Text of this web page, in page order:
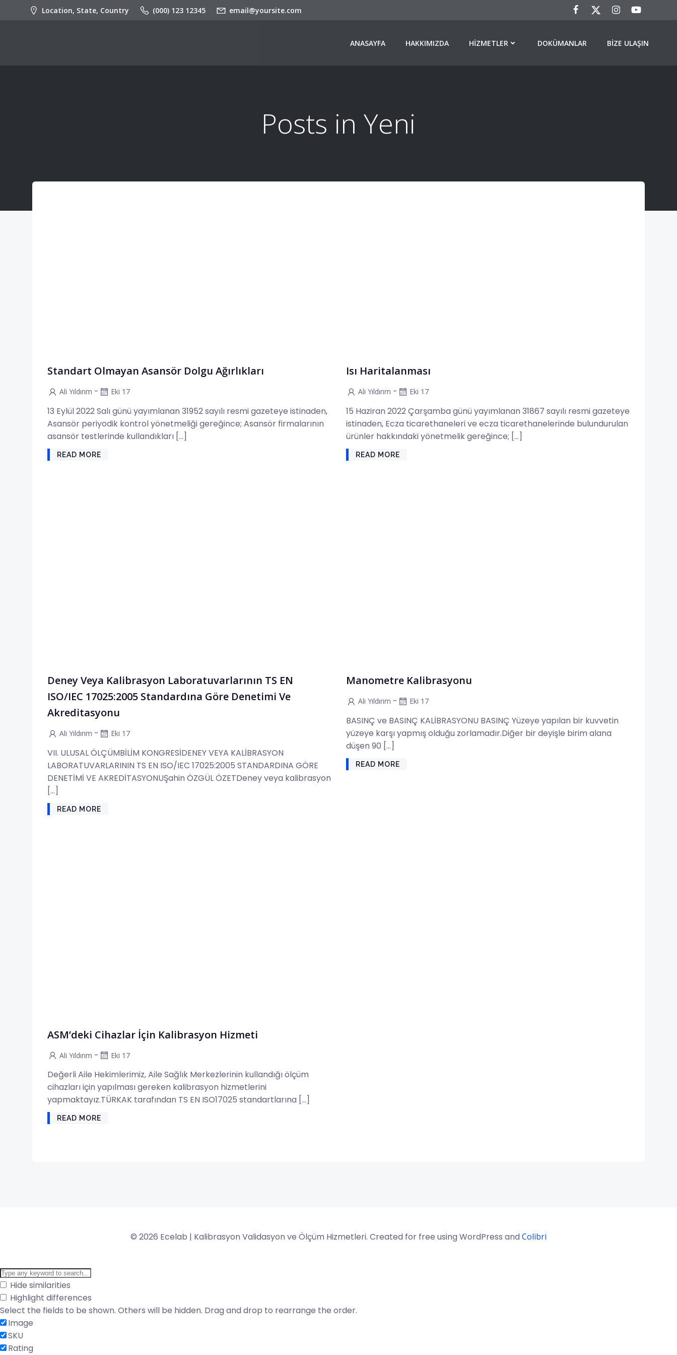
Location, State, Country (000) 123 12345 email@yoursite.com
ANASAYFA HAKKIMIZDA HIZMETLER DOKÜMANLAR BIZE ULAŞIN
Posts in Yeni
Standart Olmayan Asansör Dolgu Ağırlıkları
Ali Yıldırım - Eki 17
13 Eylül 2022 Salı günü yayımlanan 31952 sayılı resmi gazeteye istinaden,
Asansör periyodik kontrol yönetmeliği gereğince; Asansör firmalarının
asansör testlerinde kullandıkları […]
READ MORE
Isı Haritalanması
Ali Yıldırım - Eki 17
15 Haziran 2022 Çarşamba günü yayımlanan 31867 sayılı resmi gazeteye
istinaden, Ecza ticarethaneleri ve ecza ticarethanelerinde bulundurulan
ürünler hakkındaki yönetmelik gereğince; […]
READ MORE
Deney Veya Kalibrasyon Laboratuvarlarının TS EN
ISO/IEC 17025:2005 Standardına Göre Denetimi Ve
Akreditasyonu
Ali Yıldırım - Eki 17
VII. ULUSAL ÖLÇÜMBİLİM KONGRESİDENEY VEYA KALİBRASYON
LABORATUVARLARININ TS EN ISO/IEC 17025:2005 STANDARDINA GÖRE
DENETİMİ VE AKREDİTASYONUŞahin ÖZGÜL ÖZETDeney veya kalibrasyon
[…]
READ MORE
Manometre Kalibrasyonu
Ali Yıldırım - Eki 17
BASINÇ ve BASINÇ KALİBRASYONU BASINÇ Yüzeye yapılan bir kuvvetin
yüzeye karşı yapmış olduğu zorlamadır.Diğer bir deyişle birim alana
düşen 90 […]
READ MORE
ASM’deki Cihazlar İçin Kalibrasyon Hizmeti
Ali Yıldırım - Eki 17
Değerli Aile Hekimlerimiz, Aile Sağlık Merkezlerinin kullandığı ölçüm
cihazları için yapılması gereken kalibrasyon hizmetlerini
yapmaktayız.TÜRKAK tarafından TS EN ISO17025 standartlarına […]
READ MORE
© 2026 Ecelab | Kalibrasyon Validasyon ve Ölçüm Hizmetleri. Created for free using WordPress and Colibri
Hide similarities
Highlight differences
Select the fields to be shown. Others will be hidden. Drag and drop to rearrange the order.
Image
SKU
Rating